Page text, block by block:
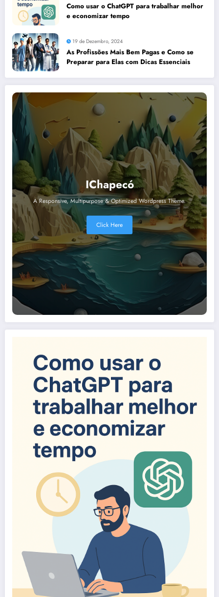
Como usar o ChatGPT para trabalhar melhor
e economizar tempo
19 de Dezembro, 2024
As Profissões Mais Bem Pagas e Como se
Preparar para Elas com Dicas Essenciais
IChapecó
A Responsive, Multipurpose & Optimized Wordpress Theme.
Click Here